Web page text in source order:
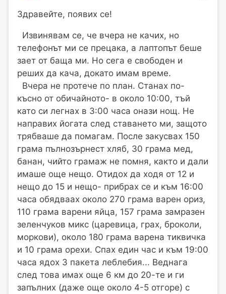
Здравейте, появих се!
Извинявам се, че вчера не качих, но
телефонът ми се прецака, а лаптопът беше
зает от баща ми. Но сега е свободен и
реших да кача, докато имам време.
Вчера не протече по план. Станах по-
късно от обичайното- в около 10:00, тъй
като си легнах в 3:00 часа онази нощ. Не
направих йогата след ставането ми, защото
трябваше да помагам. После закусвах 150
грама пълнозърнест хляб, 30 грама мед,
банан, чийто грамаж не помня, както и дали
имаше още нещо. Отидох да ходя от 12 и
нещо до 15 и нещо- прибрах се и към 16:00
часа обядваах около 270 грама варен ориз,
110 грама варени яйца, 157 грама замразен
зеленчуков микс (царевица, грах, броколи,
моркови), около 180 грама варена тиквичка
и 10 грама орехи. Спах един час и към 19:00
часа ядох 3 пакета леблебия... Веднага
след това имах още 6 км до 20-те и ги
запълних (даже още около 4-5 отгоре) с